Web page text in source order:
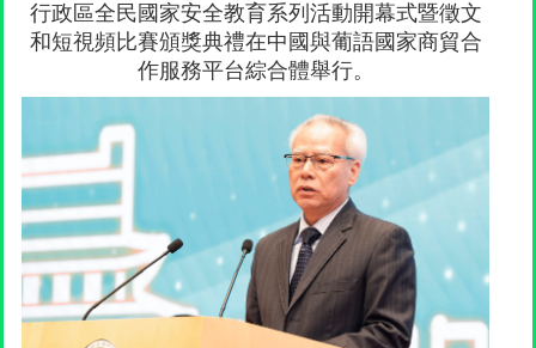
行政區全民國家安全教育系列活動開幕式暨徵文
和短視頻比賽頒獎典禮在中國與葡語國家商貿合
作服務平台綜合體舉行。